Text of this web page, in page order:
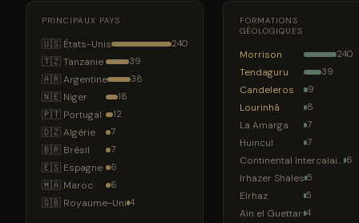
PRINCIPAUX PAYS
🇺🇸 États-Unis 240
🇹🇿 Tanzanie 39
🇦🇷 Argentine 38
🇳🇪 Niger 18
🇵🇹 Portugal 12
🇩🇿 Algérie 7
🇧🇷 Brésil 7
🇪🇸 Espagne 6
🇲🇦 Maroc 6
🇬🇧 Royaume-Uni 4
FORMATIONS
GÉOLOGIQUES
Morrison 240
Tendaguru 39
Candeleros 9
Lourinhã 8
La Amarga 7
Huincul 7
Continental Intercalaire 6
Irhazer Shales 5
Elrhaz 5
Aïn el Guettar 4